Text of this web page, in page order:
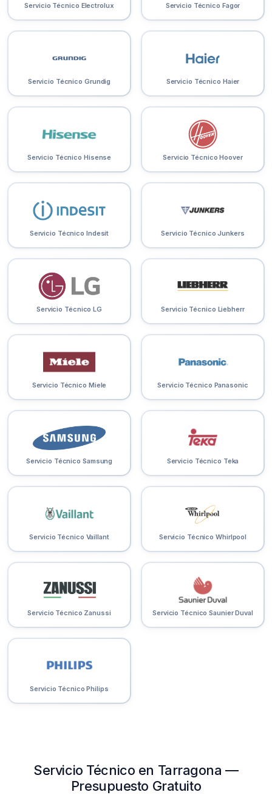
Servicio Técnico Electrolux Servicio Técnico Fagor
Servicio Técnico Grundig Servicio Técnico Haier
Servicio Técnico Hisense Servicio Técnico Hoover
Servicio Técnico Indesit Servicio Técnico Junkers
Servicio Técnico LG Servicio Técnico Liebherr
Servicio Técnico Miele Servicio Técnico Panasonic
Servicio Técnico Samsung Servicio Técnico Teka
Servicio Técnico Vaillant Servicio Técnico Whirlpool
Servicio Técnico Zanussi Servicio Técnico Saunier Duval
Servicio Técnico Philips
Servicio Técnico en Tarragona —
Presupuesto Gratuito